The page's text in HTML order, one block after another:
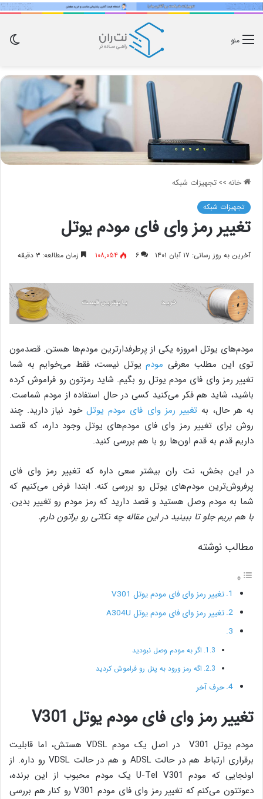
منو
خانه>>تجهیزات شبکه
تجهیزات شبکه
تغییر رمز وای فای مودم یوتل
آخرین به روز رسانی: ۱۷ آبان ۱۴۰۱ ۶ ۱۰۸,۰۵۴ زمان مطالعه: ۳ دقیقه
مودم‌های یوتل امروزه یکی از پرطرفدارترین مودم‌ها هستن. قصدمون
توی این مطلب معرفی مودمیوتل نیست، فقط می‌خوایم به شما
تغییر رمز وای فای مودم‌ یوتل رو بگیم. شاید رمزتون رو فراموش کرده
باشید، شاید هم فکر می‌کنید کسی در حال استفاده از مودم شماست.
به هر حال، به تغییر رمز وای فای مودم یوتل خود نیاز دارید. چند
روش برای تغییر رمز وای فای مودم‌های یوتل وجود داره، که قصد
داریم قدم به قدم اون‌ها رو با هم بررسی کنید.
در این بخش، نت ران بیشتر سعی داره که تغییر رمز وای فای
پرفروش‌ترین مودم‌های یوتل رو بررسی کنه. ابتدا فرض می‌کنیم که
شما به مودم وصل هستید و قصد دارید که رمز مودم رو تغییر بدین.
با هم بریم جلو تا ببینید در این مقاله چه نکاتی رو براتون دارم.
مطالب نوشته
تغییر رمز وای فای مودم یوتل V301
تغییر رمز وای فای مودم یوتل A304U
اگر به مودم وصل نبودید
اگه رمز ورود به پنل رو فراموش کردید
حرف آخر
تغییر رمز وای فای مودم یوتل V301
مودم یوتل V301 در اصل یک مودم VDSL هستش، اما قابلیت
برقراری ارتباط هم در حالت ADSL و هم در حالت VDSL رو داره. از
اونجایی که مودم U-Tel V301 یک مودم محبوب از این برنده،
دعوتتون می‌کنم که تغییر رمز وای فای مودم V301 رو کنار هم بررسی